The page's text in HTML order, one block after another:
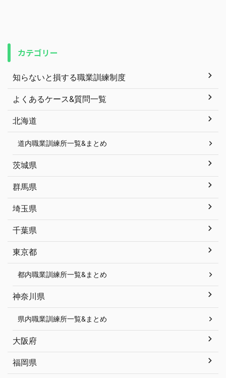
カテゴリー
知らないと損する職業訓練制度
よくあるケース&質問一覧
北海道
道内職業訓練所一覧&まとめ
茨城県
群馬県
埼玉県
千葉県
東京都
都内職業訓練所一覧&まとめ
神奈川県
県内職業訓練所一覧&まとめ
大阪府
福岡県